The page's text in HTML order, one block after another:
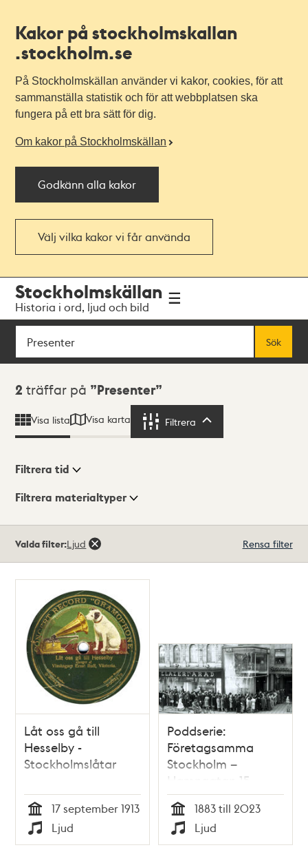
Kakor på stockholmskallan
.stockholm.se
På Stockholmskällan använder vi kakor, cookies, för att
sammanställa statistik och för att webbplatsen ska
fungera på ett bra sätt för dig.
Om kakor på Stockholmskällan
Godkänn alla kakor
Välj vilka kakor vi får använda
navigationen
huvudinnehållet
Stockholmskällan
Historia i ord, ljud och bild
Sök
Sök
Sökresultat
2 träffar på Presenter
Visa lista Visa karta Filtrera
Visningsläge
Filtrera tid
Filtrera materialtyper
träffar
Valda filter:Ljud Rensa filter
Låt oss gå till
Hesselby -
Stockholmslåtar
Tid
17 september 1913
Typ
Ljud
Poddserie:
Företagsamma
Stockholm –
Hamngatan 15,
MEA
Tid
1883 till 2023
Typ
Ljud